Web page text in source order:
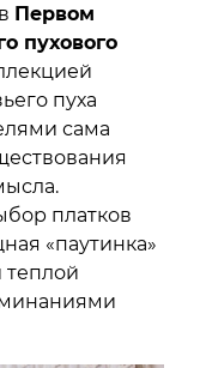
Первом
пухового
пуха
сама
платков
«паутинка»
теплой